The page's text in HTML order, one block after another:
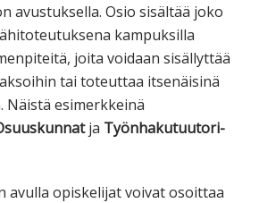
avustuksella. Osio sisältää joko
kampuksilla
joita voidaan sisällyttää
tai toteuttaa itsenäisinä
Näistä esimerkkeinä
ja Työnhakutuutori-
avulla opiskelijat voivat osoittaa